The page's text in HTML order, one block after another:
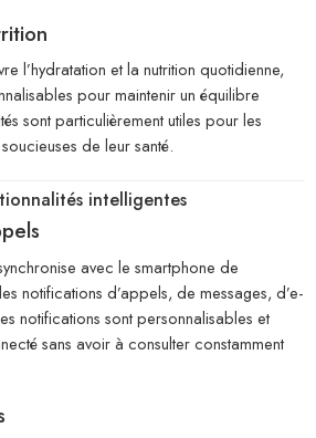
l’hydratation et la nutrition quotidienne,
pour maintenir un équilibre
sont particulièrement utiles pour les
de leur santé.
intelligentes
avec le smartphone de
notifications d’appels, de messages, d’e-
notifications sont personnalisables et
sans avoir à consulter constamment